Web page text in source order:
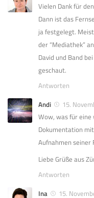
Vielen Dank für
Dann ist das
ja festgelegt.
der “Mediathek”
David und Band
geschaut.
Antworten
Andi
15.
Wow, was für
Dokumentation
Aufnahmen seiner
Liebe Grüße aus
Antworten
Ina
15.